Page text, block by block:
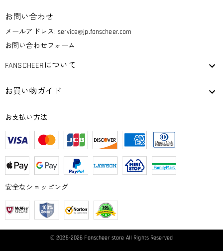
お問い合わせ
メールアドレス:service@jp.fanscheer.com
お問い合わせフォーム
FANSCHEERについて
お買い物ガイド
お支払い方法
安全なショッピング
© 2025-2026 Fanscheerstore All Rights Reserved